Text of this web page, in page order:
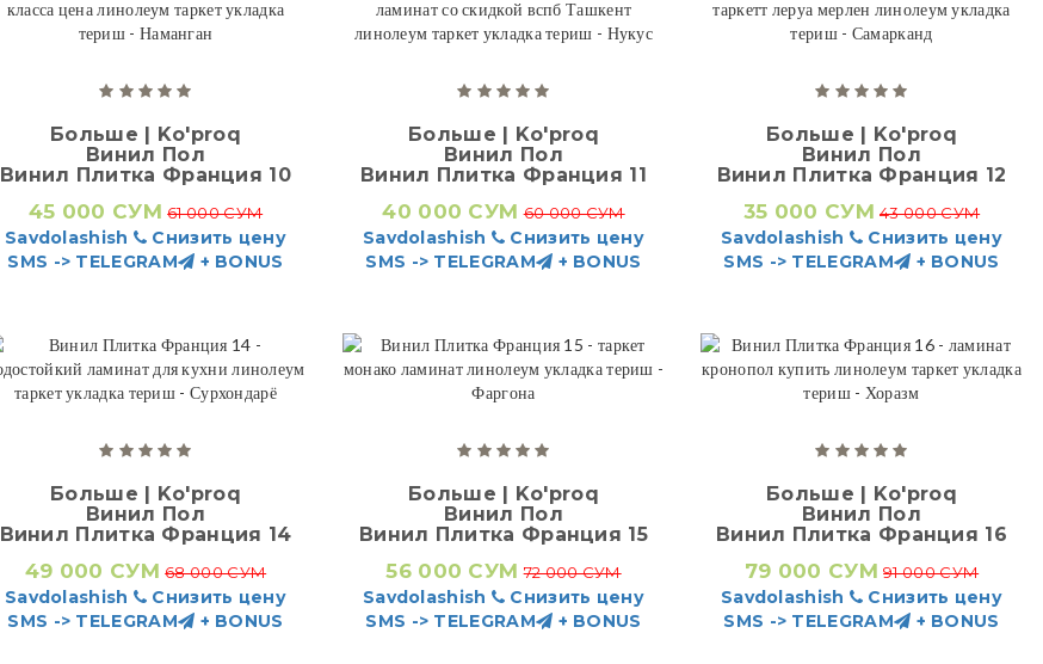
Больше | Ko'proq
Винил Пол
Винил Плитка Франция 10
45 000 СУМ 61 000 СУМ
Savdolashish
Снизить цену
SMS -> TELEGRAM
+ BONUS
Больше | Ko'proq
Винил Пол
Винил Плитка Франция 11
40 000 СУМ 60 000 СУМ
Savdolashish
Снизить цену
SMS -> TELEGRAM
+ BONUS
Больше | Ko'proq
Винил Пол
Винил Плитка Франция 12
35 000 СУМ 43 000 СУМ
Savdolashish
Снизить цену
SMS -> TELEGRAM
+ BONUS
Больше | Ko'proq
Винил Пол
Винил Плитка Франция 14
49 000 СУМ 68 000 СУМ
Savdolashish
Снизить цену
SMS -> TELEGRAM
+ BONUS
Больше | Ko'proq
Винил Пол
Винил Плитка Франция 15
56 000 СУМ 72 000 СУМ
Savdolashish
Снизить цену
SMS -> TELEGRAM
+ BONUS
Больше | Ko'proq
Винил Пол
Винил Плитка Франция 16
79 000 СУМ 91 000 СУМ
Savdolashish
Снизить цену
SMS -> TELEGRAM
+ BONUS